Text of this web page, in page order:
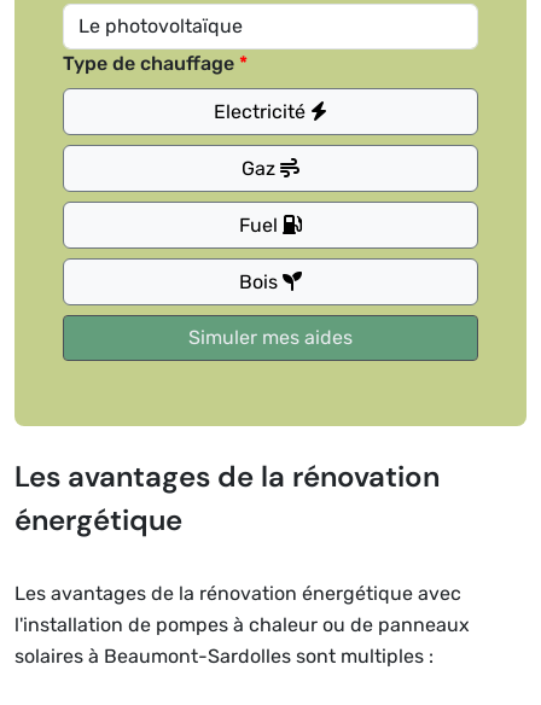
Type de chauffage
Electricité
Gaz
Fuel
Bois
Les avantages de la rénovation
énergétique
Les avantages de la rénovation énergétique avec
l'installation de pompes à chaleur ou de panneaux
solaires à Beaumont-Sardolles sont multiples :